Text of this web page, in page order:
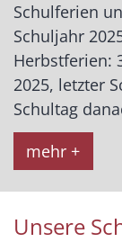
Schulferien
Schuljahr
Herbstferien:
2025, letzter
Schultag
mehr +
Unsere